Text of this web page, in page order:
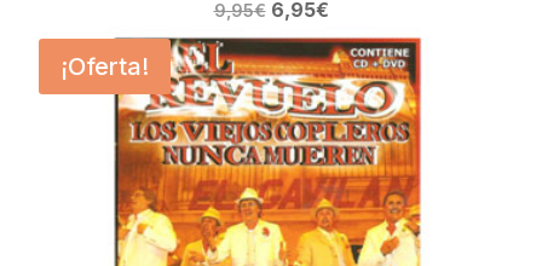
9,95€ El
precio
original
era:
9,95€.
6,95€El
precio
actual
es:
6,95€.
¡Oferta!